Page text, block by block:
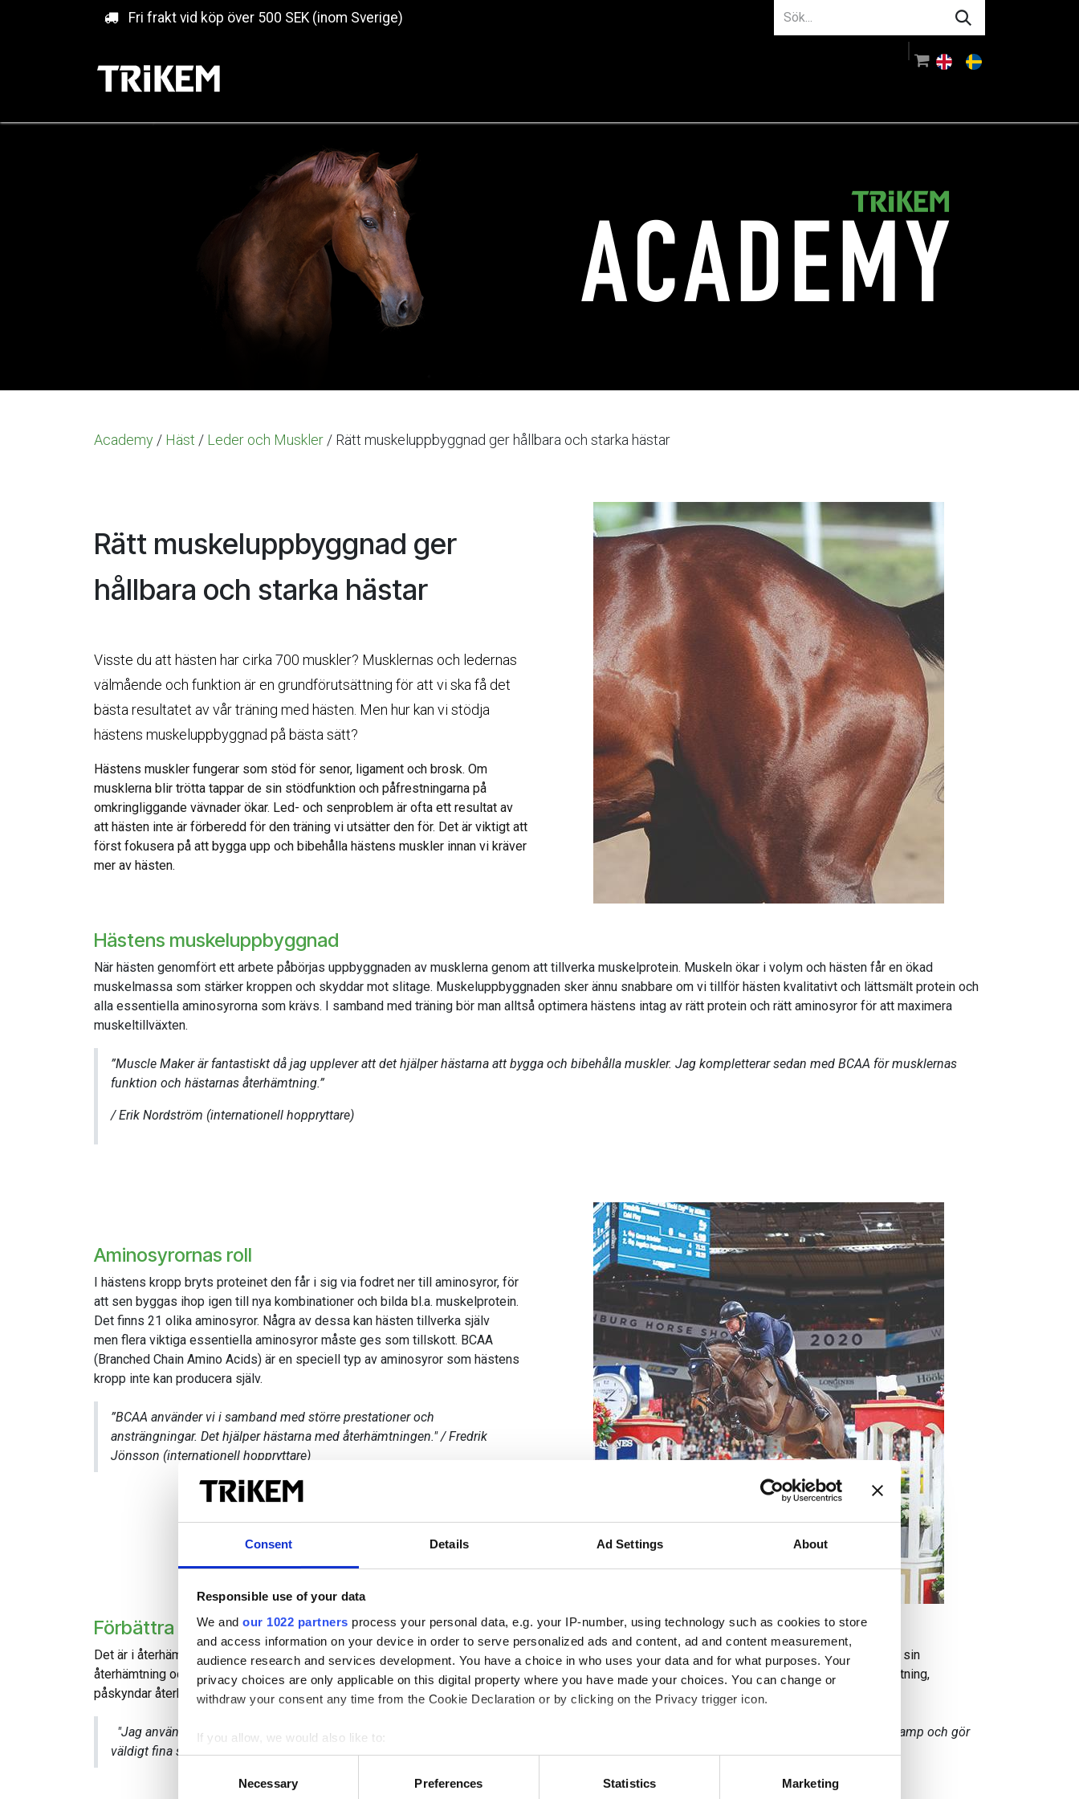
Consent Details Ad Settings About
Responsible use of your data
We and our 1022 partners process your personal data, e.g. your IP-number, using technology such as cookies to store
and access information on your device in order to serve personalized ads and content, ad and content measurement,
audience research and services development. You have a choice in who uses your data and for what purposes. Your
privacy choices are only applicable on this digital property where you have made your choices. You can change or
withdraw your consent any time from the Cookie Declaration or by clicking on the Privacy trigger icon.
If you allow, we would also like to:
Collect information about your geographical location which can be accurate to within several meters
Identify your device by actively scanning it for specific characteristics (fingerprinting)
Necessary Preferences Statistics Marketing
Fri frakt vid köp över 500 SEK (inom Sverige)
Academy / Häst / Leder och Muskler / Rätt muskeluppbyggnad ger hållbara och starka hästar
Rätt muskeluppbyggnad ger
hållbara och starka hästar
Visste du att hästen har cirka 700 muskler? Musklernas och ledernas
välmående och funktion är en grundförutsättning för att vi ska få det
bästa resultatet av vår träning med hästen. Men hur kan vi stödja
hästens muskeluppbyggnad på bästa sätt?
Hästens muskler fungerar som stöd för senor, ligament och brosk. Om
musklerna blir trötta tappar de sin stödfunktion och påfrestningarna på
omkringliggande vävnader ökar. Led- och senproblem är ofta ett resultat av
att hästen inte är förberedd för den träning vi utsätter den för. Det är viktigt att
först fokusera på att bygga upp och bibehålla hästens muskler innan vi kräver
mer av hästen.
Hästens muskeluppbyggnad
När hästen genomfört ett arbete påbörjas uppbyggnaden av musklerna genom att tillverka muskelprotein. Muskeln ökar i volym och hästen får en ökad
muskelmassa som stärker kroppen och skyddar mot slitage. Muskeluppbyggnaden sker ännu snabbare om vi tillför hästen kvalitativt och lättsmält protein och
alla essentiella aminosyrorna som krävs. I samband med träning bör man alltså optimera hästens intag av rätt protein och rätt aminosyror för att maximera
muskeltillväxten.
”Muscle Maker är fantastiskt då jag upplever att det hjälper hästarna att bygga och bibehålla muskler. Jag kompletterar sedan med BCAA för musklernas
funktion och hästarnas återhämtning.”
/ Erik Nordström (internationell hoppryttare)
Aminosyrornas roll
I hästens kropp bryts proteinet den får i sig via fodret ner till aminosyror, för
att sen byggas ihop igen till nya kombinationer och bilda bl.a. muskelprotein.
Det finns 21 olika aminosyror. Några av dessa kan hästen tillverka själv
men flera viktiga essentiella aminosyror måste ges som tillskott. BCAA
(Branched Chain Amino Acids) är en speciell typ av aminosyror som hästens
kropp inte kan producera själv.
”BCAA använder vi i samband med större prestationer och
ansträngningar. Det hjälper hästarna med återhämtningen." / Fredrik
Jönsson (internationell hoppryttare)
Förbättra återhämtningen och skydda musklerna
Det är i återhämtningsfasen som aminosyrorna kommer till sin rätt och den faktiska muskeluppbyggnaden sker. För att hjälpa hästen att förbättra sin
återhämtning och bygga muskler kan man tillföra fodertillskottet BCAA . Utöver att initiera muskelbyggnad, skyddar BCAA musklerna från nedbrytning,
påskyndar återhämtningen och minskar träningsvärken.
"Jag använder Muscle Maker på mina unghästar, som behöver lite extra, och jag känner stor skillnad. De har fått ett mycket mer kraftfullt avstamp och gör
väldigt fina språng.” / Erica Swartz (internationell hoppryttare)